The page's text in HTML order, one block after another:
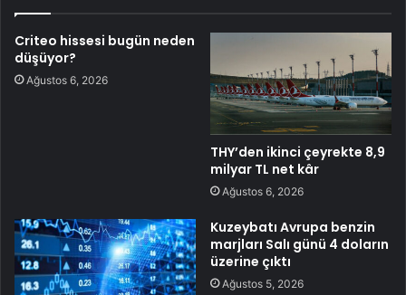
Criteo hissesi bugün neden
düşüyor?
Ağustos 6, 2026
THY’den ikinci çeyrekte 8,9
milyar TL net kâr
Ağustos 6, 2026
Kuzeybatı Avrupa benzin
marjları Salı günü 4 doların
üzerine çıktı
Ağustos 5, 2026